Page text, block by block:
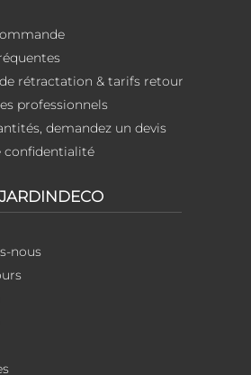
rétractation & tarifs retour
professionnels
demandez un devis
confidentialité
nous